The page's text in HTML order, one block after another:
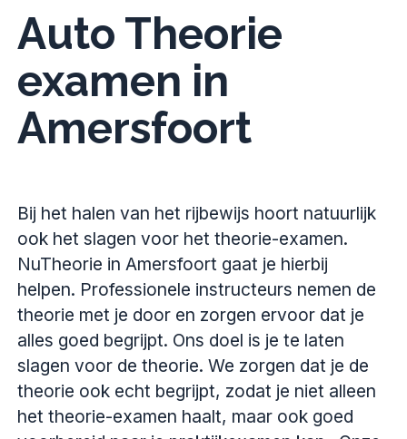
Auto Theorie
examen in
Amersfoort
Bij het halen van het rijbewijs hoort natuurlijk
ook het slagen voor het theorie-examen.
NuTheorie in Amersfoort gaat je hierbij
helpen. Professionele instructeurs nemen de
theorie met je door en zorgen ervoor dat je
alles goed begrijpt. Ons doel is je te laten
slagen voor de theorie. We zorgen dat je de
theorie ook echt begrijpt, zodat je niet alleen
het theorie-examen haalt, maar ook goed